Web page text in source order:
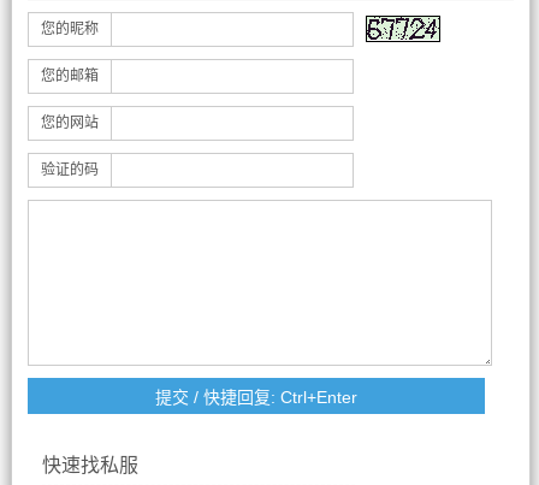
您的昵称
您的邮箱
您的网站
验证的码
快速找私服